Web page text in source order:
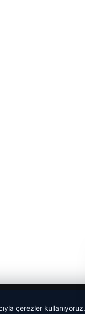
çerezler kullanıyoruz.